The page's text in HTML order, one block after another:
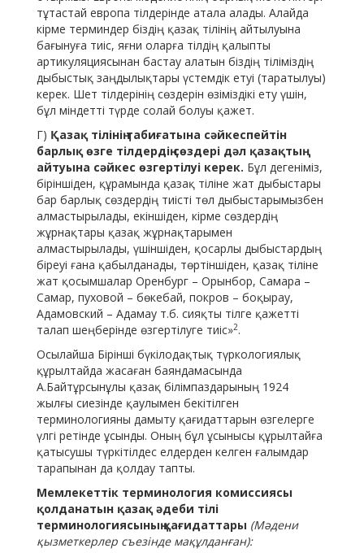
тұтастай европа тілдерінде атала алады. Алайда
кірме терминдер біздің қазақ тілінің айтылуына
бағынуға тиіс, яғни оларға тілдің қалыпты
артикуляциясынан бастау алатын біздің тіліміздің
дыбыстық заңдылықтары үстемдік етуі (таратылуы)
керек. Шет тілдерінің сөздерін өзіміздікі ету үшін,
бұл міндетті түрде солай болуы қажет.
Г) Қазақ тілінің табиғатына сәйкеспейтін
барлық өзге тілдердің сөздері дәл қазақтың
айтуына сәйкес өзгертілуі керек. Бұл дегеніміз,
біріншіден, құрамында қазақ тіліне жат дыбыстары
бар барлық сөздердің тиісті төл дыбыстарымызбен
алмастырылады, екіншіден, кірме сөздердің
жұрнақтары қазақ жұрнақтарымен
алмастырылады, үшіншіден, қосарлы дыбыстардың
біреуі ғана қабылданады, төртіншіден, қазақ тіліне
жат қосымшалар Оренбург – Орынбор, Самара –
Самар, пуховой – бөкебай, покров – боқырау,
Адамовский – Адамау т.б. сияқты тілге қажетті
талап шеңберінде өзгертілуге тиіс»2.
Осылайша Бірінші бүкілодақтық түркологиялық
құрылтайда жасаған баяндамасында
А.Байтұрсынұлы қазақ білімпаздарының 1924
жылғы сиезінде қаулымен бекітілген
терминологияны дамыту қағидаттарын өзгелерге
үлгі ретінде ұсынды. Оның бұл ұсынысы құрылтайға
қатысушы түркітілдес елдерден келген ғалымдар
тарапынан да қолдау тапты.
Мемлекеттік терминология комиссиясы
қолданатын қазақ әдеби тілі
терминологиясының қағидаттары (Мәдени
қызметкерлер съезінде мақұлданған):